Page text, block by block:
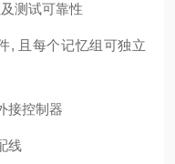
测试可靠性
, 且每个记忆组可独立
接控制器
线